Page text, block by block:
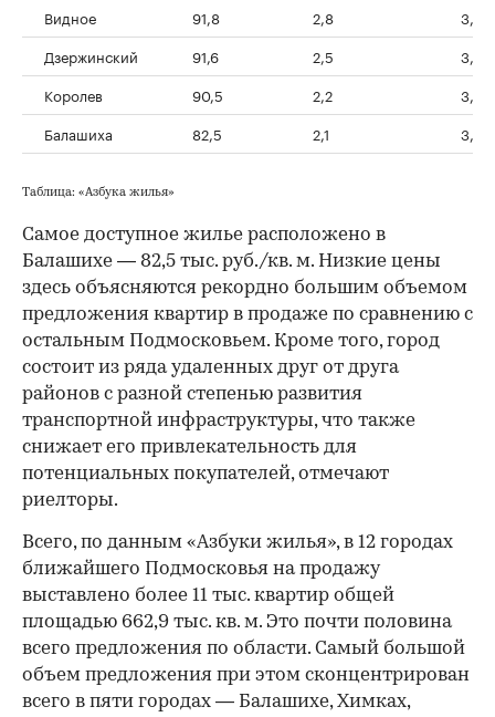
Видное
91,8 2,8
3,9
Дзержинский
91,6 2,5
3,6
Королев
90,5 2,2
3,1
Балашиха
82,5 2,1 3,1
Таблица: «Азбука жилья»
Самое доступное жилье расположено в
Балашихе — 82,5 тыс. руб./кв. м. Низкие цены
здесь объясняются рекордно большим объемом
предложения квартир в продаже по сравнению с
остальным Подмосковьем. Кроме того, город
состоит из ряда удаленных друг от друга
районов с разной степенью развития
транспортной инфраструктуры, что также
снижает его привлекательность для
потенциальных покупателей, отмечают
риелторы.
Всего, по данным «Азбуки жилья», в 12 городах
ближайшего Подмосковья на продажу
выставлено более 11 тыс. квартир общей
площадью 662,9 тыс. кв. м. Это почти половина
всего предложения по области. Самый большой
объем предложения при этом сконцентрирован
всего в пяти городах — Балашихе, Химках,